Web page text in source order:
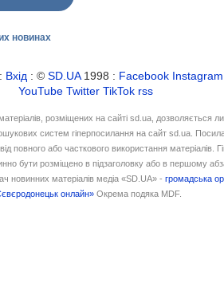
новинах
: Вхід : ©SD.UA1998 : Facebook Instagram
YouTube Twitter TikTok rss
розміщених на сайті sd.ua, дозволяється
систем гіперпосилання на сайт sd.ua.
повного або часткового використання матеріалів.
бути розміщено в підзаголовку або в першому
новинних матеріалів медіа «SD.UA» -громадська
онлайн» Окрема подяка MDF.